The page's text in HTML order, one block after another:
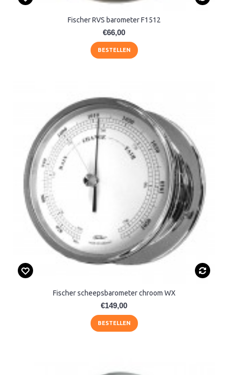
Fischer RVS barometer F1512
€66,00
BESTELLEN
Fischer scheepsbarometer chroom WX
€149,00
BESTELLEN